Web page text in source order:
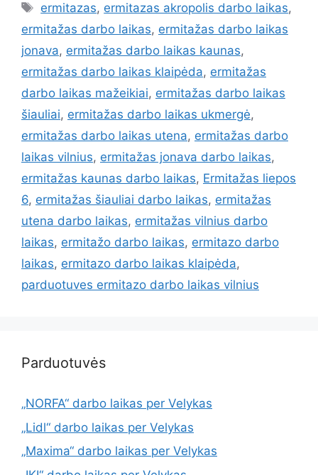
ermitazas, ermitazas akropolis darbo laikas,
ermitažas darbo laikas, ermitažas darbo laikas
jonava, ermitažas darbo laikas kaunas,
ermitažas darbo laikas klaipėda, ermitažas
darbo laikas mažeikiai, ermitažas darbo laikas
šiauliai, ermitažas darbo laikas ukmergė,
ermitažas darbo laikas utena, ermitažas darbo
laikas vilnius, ermitažas jonava darbo laikas,
ermitažas kaunas darbo laikas, Ermitažas liepos
6, ermitažas šiauliai darbo laikas, ermitažas
utena darbo laikas, ermitažas vilnius darbo
laikas, ermitažo darbo laikas, ermitazo darbo
laikas, ermitazo darbo laikas klaipėda,
parduotuves ermitazo darbo laikas vilnius
Parduotuvės
„NORFA“ darbo laikas per Velykas
„Lidl“ darbo laikas per Velykas
„Maxima“ darbo laikas per Velykas